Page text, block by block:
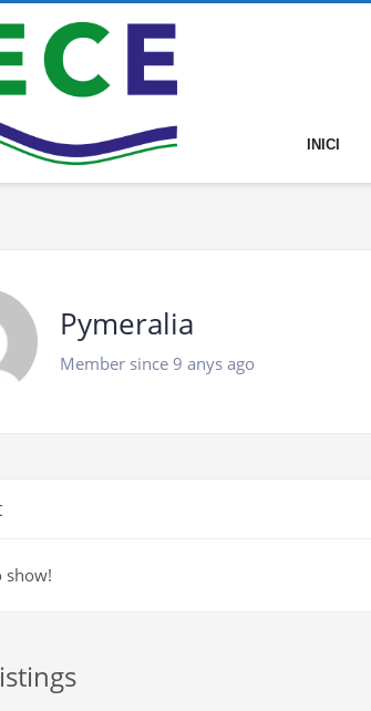
INICI
Pymeralia
Member since 9 anys ago
show!